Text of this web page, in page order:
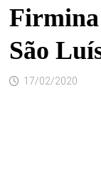
Firmina
São
17/02/2020